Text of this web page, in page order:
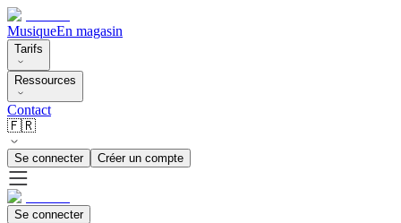
MusiqueEn magasin
Tarifs
Ressources
Contact
🇫🇷
Se connecter Créer un compte
Se connecter